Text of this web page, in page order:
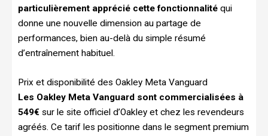
particulièrement apprécié cette fonctionnalité qui
donne une nouvelle dimension au partage de
performances, bien au-delà du simple résumé
d’entraînement habituel.
Prix et disponibilité des Oakley Meta Vanguard
Les Oakley Meta Vanguard sont commercialisées à
549€ sur le site officiel d’Oakley et chez les revendeurs
agréés. Ce tarif les positionne dans le segment premium